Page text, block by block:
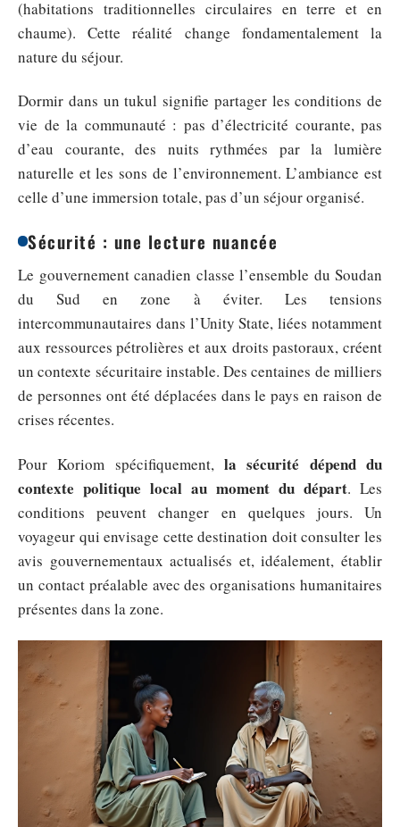
(habitations traditionnelles circulaires en terre et en
chaume). Cette réalité change fondamentalement la
nature du séjour.
Dormir dans un tukul signifie partager les conditions de
vie de la communauté : pas d’électricité courante, pas
d’eau courante, des nuits rythmées par la lumière
naturelle et les sons de l’environnement. L’ambiance est
celle d’une immersion totale, pas d’un séjour organisé.
Sécurité : une lecture nuancée
Le gouvernement canadien classe l’ensemble du Soudan
du Sud en zone à éviter. Les tensions
intercommunautaires dans l’Unity State, liées notamment
aux ressources pétrolières et aux droits pastoraux, créent
un contexte sécuritaire instable. Des centaines de milliers
de personnes ont été déplacées dans le pays en raison de
crises récentes.
Pour Koriom spécifiquement, la sécurité dépend du
contexte politique local au moment du départ. Les
conditions peuvent changer en quelques jours. Un
voyageur qui envisage cette destination doit consulter les
avis gouvernementaux actualisés et, idéalement, établir
un contact préalable avec des organisations humanitaires
présentes dans la zone.